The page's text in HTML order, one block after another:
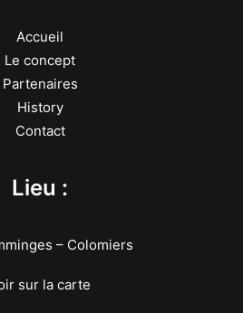
Accueil
Le concept
Partenaires
History
Contact
Lieu :
– Colomiers
sur la carte